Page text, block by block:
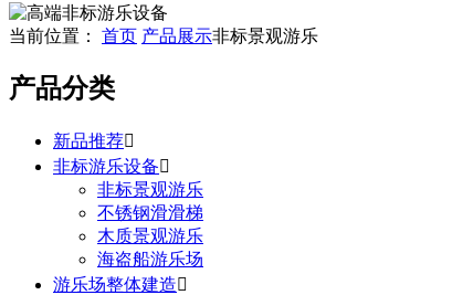
当前位置： 首页 产品展示非标景观游乐
产品分类
新品推荐
非标游乐设备
非标景观游乐
不锈钢滑滑梯
木质景观游乐
海盗船游乐场
游乐场整体建造